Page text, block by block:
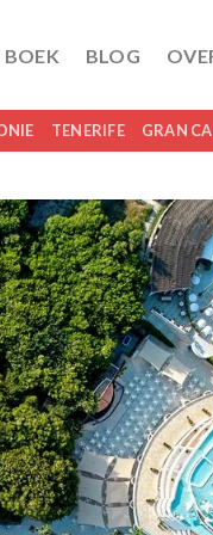
BOEK BLOG
TENERIFE GRAN